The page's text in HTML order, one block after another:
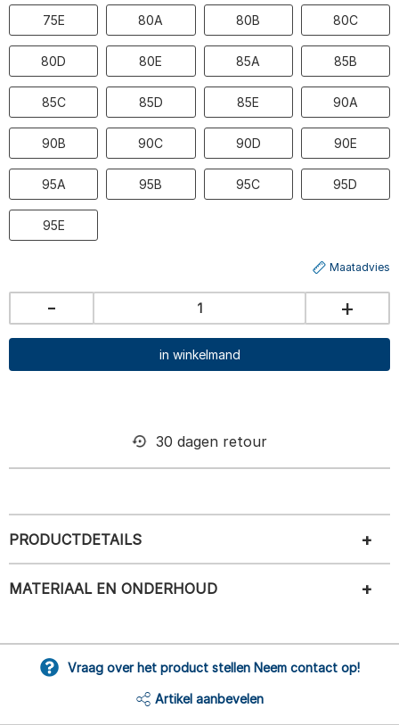
75E 80A 80B 80C
80D 80E 85A 85B
85C 85D 85E 90A
90B 90C 90D 90E
95A 95B 95C 95D
95E
Maatadvies
- +
in winkelmand
30 dagen retour
PRODUCTDETAILS
MATERIAAL EN ONDERHOUD
Vraag over het product stellen Neem contact op!
Artikel aanbevelen